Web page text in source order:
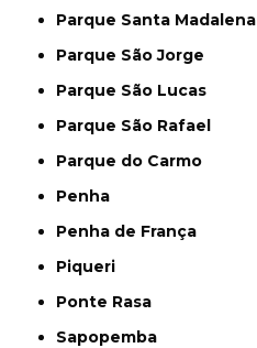
Parque Santa Madalena
Parque São Jorge
Parque São Lucas
Parque São Rafael
Parque do Carmo
Penha
Penha de França
Piqueri
Ponte Rasa
Sapopemba